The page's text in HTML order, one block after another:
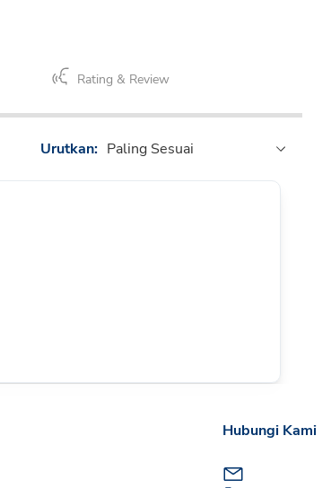
Rating & Review
Urutkan: Paling Sesuai
Hubungi Kami